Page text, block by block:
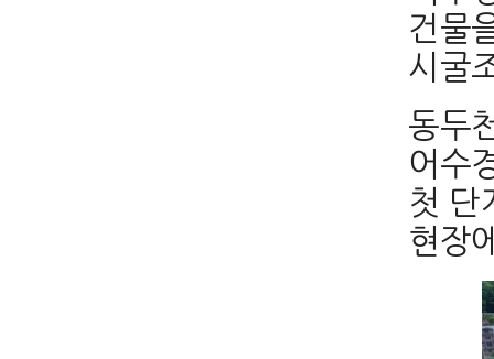
건물
시굴
동두
어수
첫 단
현장